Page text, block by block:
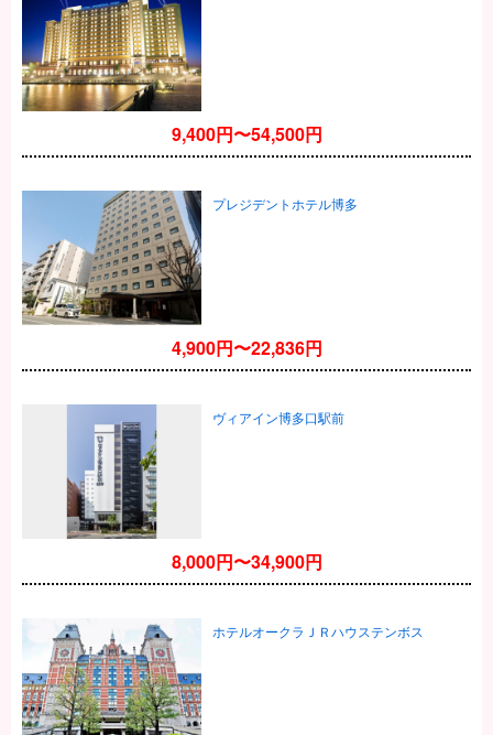
9,400円〜54,500円
プレジデントホテル博多
4,900円〜22,836円
ヴィアイン博多口駅前
8,000円〜34,900円
ホテルオークラＪＲハウステンボス